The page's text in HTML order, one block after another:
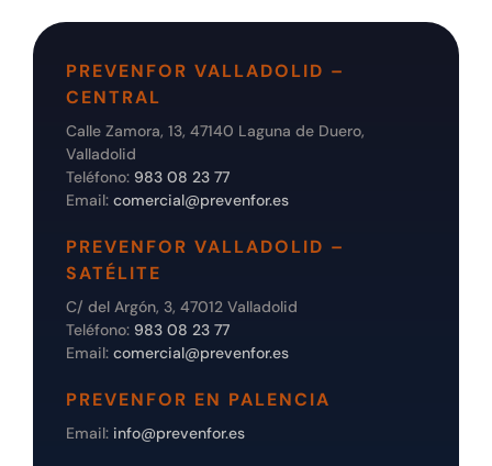
PREVENFOR VALLADOLID –
CENTRAL
Calle Zamora, 13, 47140 Laguna de Duero,
Valladolid
Teléfono: 983 08 23 77
Email: comercial@prevenfor.es
PREVENFOR VALLADOLID –
SATÉLITE
C/ del Argón, 3, 47012 Valladolid
Teléfono: 983 08 23 77
Email: comercial@prevenfor.es
PREVENFOR EN PALENCIA
Email: info@prevenfor.es